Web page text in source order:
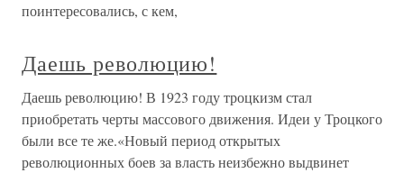
поинтересовались, с кем,
Даешь революцию!
Даешь революцию! В 1923 году троцкизм стал
приобретать черты массового движения. Идеи у Троцкого
были все те же.«Новый период открытых
революционных боев за власть неизбежно выдвинет